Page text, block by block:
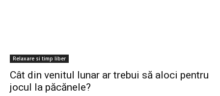
Relaxare si timp liber
Cât din venitul lunar ar trebui să aloci pentru
jocul la păcănele?